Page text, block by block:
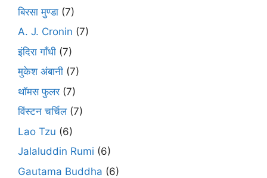
बिरसा मुण्डा (7)
A. J. Cronin (7)
इंदिरा गाँधी (7)
मुकेश अंबानी (7)
थॉमस फुलर(7)
विंस्टन चर्चिल(7)
Lao Tzu (6)
Jalaluddin Rumi (6)
Gautama Buddha (6)